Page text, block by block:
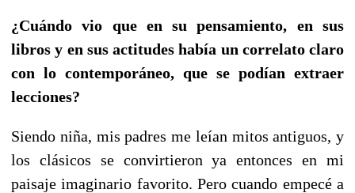
¿Cuándo vio que en su pensamiento, en sus
libros y en sus actitudes había un correlato claro
con lo contemporáneo, que se podían extraer
lecciones?
Siendo niña, mis padres me leían mitos antiguos, y
los clásicos se convirtieron ya entonces en mi
paisaje imaginario favorito. Pero cuando empecé a